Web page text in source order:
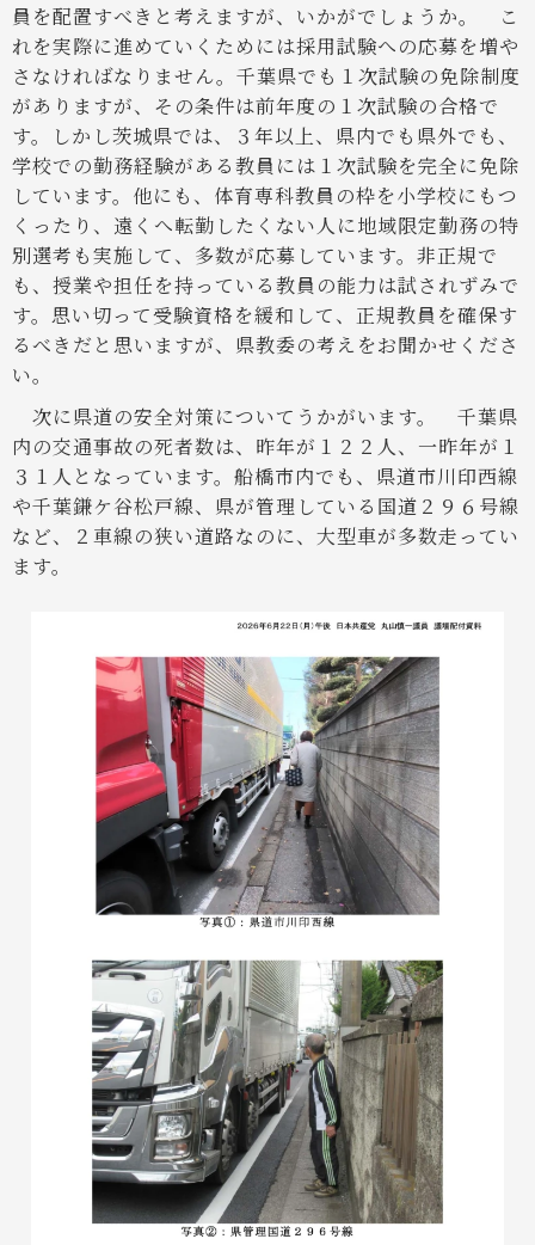
員を配置すべきと考えますが、いかがでしょうか。
こ
れを実際に進めていくためには採用試験への応募を増や
さなければなりません。千葉県でも１次試験の免除制度
がありますが、その条件は前年度の１次試験の合格で
す。しかし茨城県では、３年以上、県内でも県外でも、
学校での勤務経験がある教員には１次試験を完全に免除
しています。他にも、体育専科教員の枠を小学校にもつ
くったり、遠くへ転勤したくない人に地域限定勤務の特
別選考も実施して、多数が応募しています。非正規で
も、授業や担任を持っている教員の能力は試されずみで
す。思い切って受験資格を緩和して、正規教員を確保す
るべきだと思いますが、県教委の考えをお聞かせくださ
い。
次に県道の安全対策についてうかがいます。
千葉県
内の交通事故の死者数は、昨年が１２２人、一昨年が１
３１人となっています。船橋市内でも、県道市川印西線
や千葉鎌ケ谷松戸線、県が管理している国道２９６号線
など、２車線の狭い道路なのに、大型車が多数走ってい
ます。